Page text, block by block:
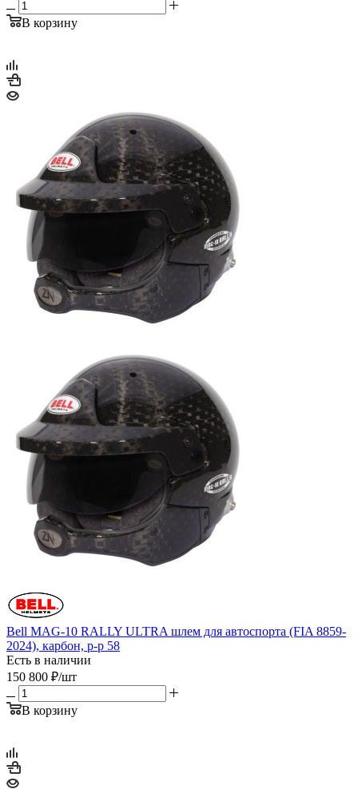
В корзину
Bell MAG-10 RALLY ULTRA шлем для автоспорта (FIA 8859-
2024), карбон, р-р 58
Есть в наличии
150 800 ₽/шт
В корзину